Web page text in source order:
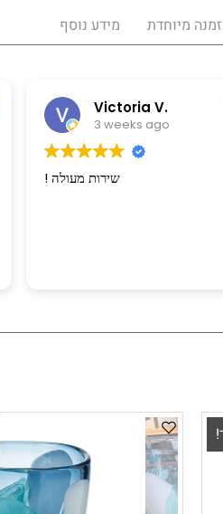
מיוחדת מידע נוסף
Victoria V.
3 weeks ago
! שירות מעולה